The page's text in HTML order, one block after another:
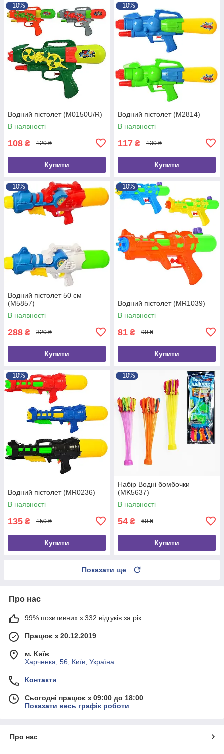
–10%
Водний пістолет (M0150U/R)
В наявності
108 ₴ 120 ₴
Купити
–10%
Водний пістолет (M2814)
В наявності
117 ₴ 130 ₴
Купити
–10%
Водний пістолет 50 см
(M5857)
В наявності
288 ₴ 320 ₴
Купити
–10%
Водний пістолет (MR1039)
В наявності
81 ₴ 90 ₴
Купити
–10%
Водний пістолет (MR0236)
В наявності
135 ₴ 150 ₴
Купити
–10%
Набір Водні бомбочки
(MK5637)
В наявності
54 ₴ 60 ₴
Купити
Показати ще
Про нас
99% позитивних з 332 відгуків за рік
Працює з 20.12.2019
м. Київ
Харченка, 56, Київ, Україна
Контакти
Сьогодні працює з 09:00 до 18:00
Показати весь графік роботи
Про нас